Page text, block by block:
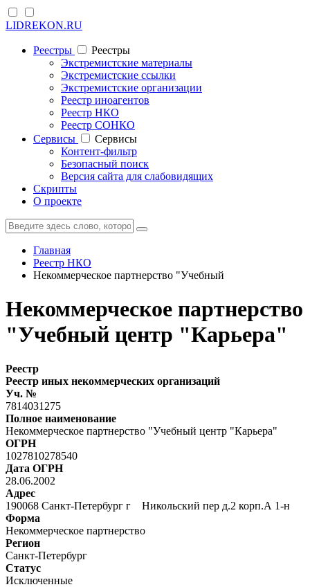
LIDREKON.RU
Реестры
Реестры
Экстремистские материалы
Экстремистские ссылки
Экстремистские организации
Реестр иноагентов
Реестр НКО
Реестр СОНКО
Cервисы
Cервисы
Контент-фильтр
Безопасный поиск
Версия сайта для слабовидящих
Скрипты
О проекте
Главная
Реестр НКО
Некоммерческое партнерство "Учебный
Некоммерческое партнерство
"Учебный центр "Карьера"
Реестр
Реестр иных некоммерческих организаций
Уч. №
7814031275
Полное наименование
Некоммерческое партнерство "Учебный центр "Карьера"
ОГРН
1027810278540
Дата ОГРН
28.06.2002
Адрес
190068 Санкт-Петербург г Никольский пер д.2 корп.А 1-н
Форма
Некоммерческое партнерство
Регион
Санкт-Петербург
Статус
Исключенные